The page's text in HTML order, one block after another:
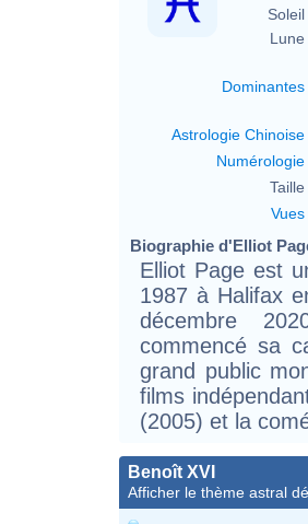
Soleil
Lune
Dominantes
Astrologie Chinoise
Numérologie
Taille
Vues
Biographie d'Elliot
Elliot Page est
1987 à Halifax
décembre
commencé sa
grand public
films
(2005) et la
Benoît XVI
Afficher le thème astral